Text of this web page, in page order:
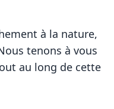
à la nature,
tenons à vous
au long de cette